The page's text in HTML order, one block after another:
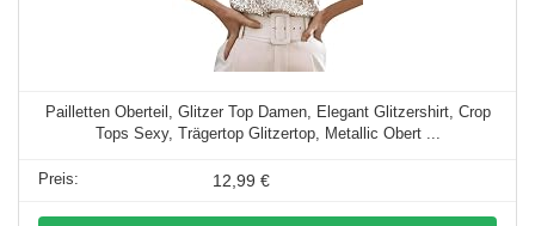
Pailletten Oberteil, Glitzer Top Damen, Elegant Glitzershirt, Crop
Tops Sexy, Trägertop Glitzertop, Metallic Obert ...
12,99 €